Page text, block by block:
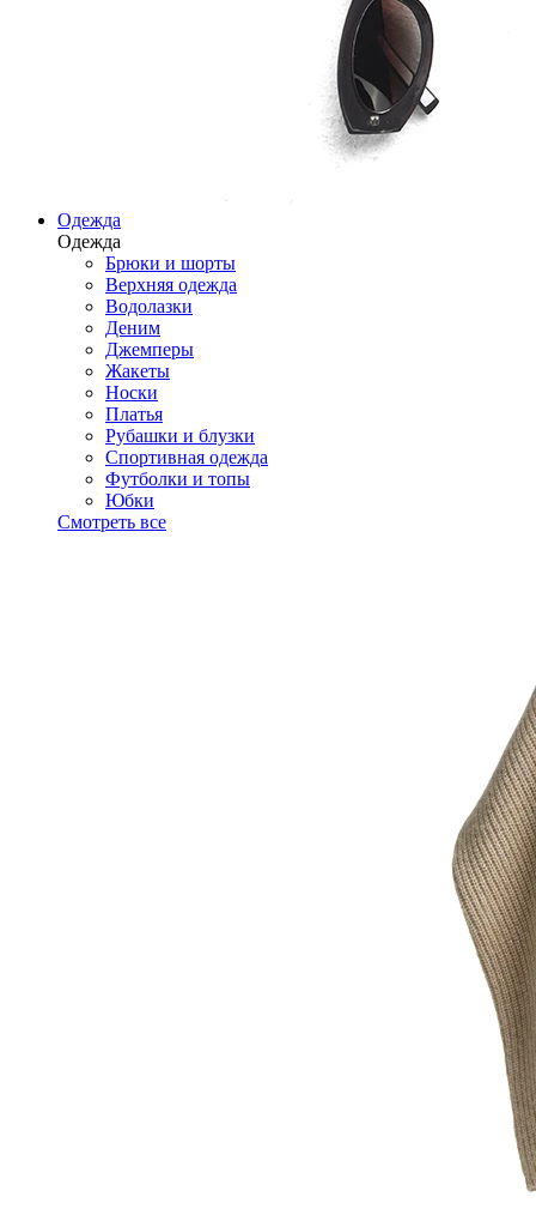
Одежда
Одежда
Брюки и шорты
Верхняя одежда
Водолазки
Деним
Джемперы
Жакеты
Носки
Платья
Рубашки и блузки
Спортивная одежда
Футболки и топы
Юбки
Смотреть все